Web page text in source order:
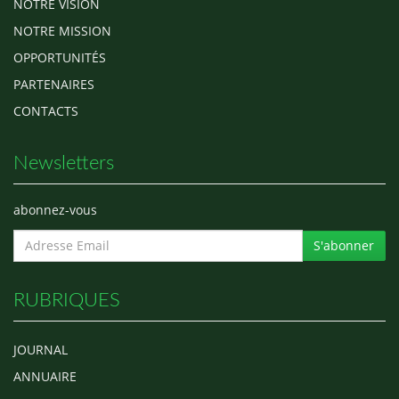
NOTRE VISION
NOTRE MISSION
OPPORTUNITÉS
PARTENAIRES
CONTACTS
Newsletters
abonnez-vous
S'abonner
RUBRIQUES
JOURNAL
ANNUAIRE